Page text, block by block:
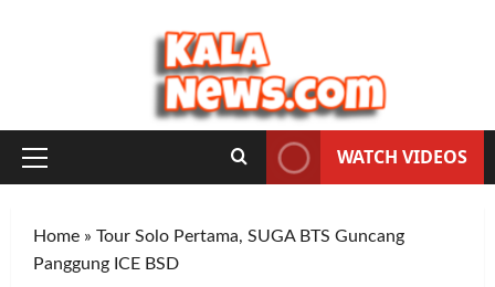
Primary
WATCH VIDEOS
Home » Tour Solo Pertama, SUGA BTS Guncang
Panggung ICE BSD